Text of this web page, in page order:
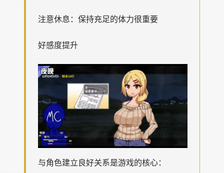
注意休息：保持充足的体力很重要
好感度提升
与角色建立良好关系是游戏的核心：